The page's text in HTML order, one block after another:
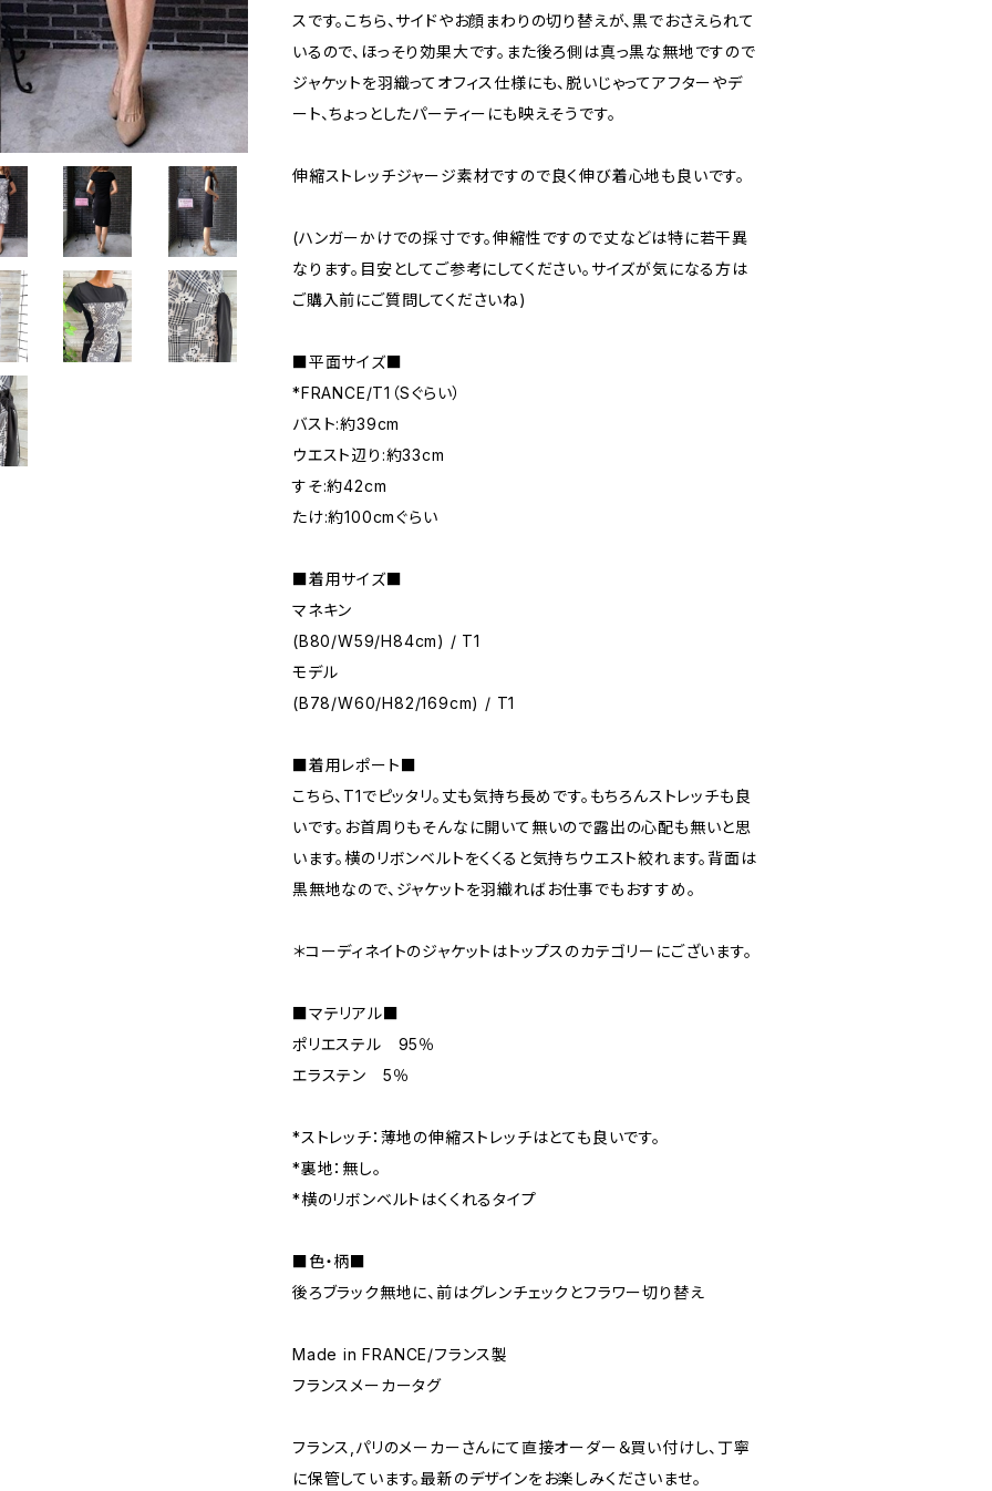
スです。こちら、サイドやお顔まわりの切り替えが、黒でおさえられて
いるので、ほっそり効果大です。また後ろ側は真っ黒な無地ですので
ジャケットを羽織ってオフィス仕様にも、脱いじゃってアフターやデ
ート、ちょっとしたパーティーにも映えそうです。
伸縮ストレッチジャージ素材ですので良く伸び着心地も良いです。
(ハンガーかけでの採寸です。伸縮性ですので丈などは特に若干異
なります。目安としてご参考にしてください。サイズが気になる方は
ご購入前にご質問してくださいね)
■平面サイズ■
*FRANCE/T1（Sぐらい）
バスト:約39cm
ウエスト辺り:約33cm
すそ:約42cm
たけ:約100cmぐらい
■着用サイズ■
マネキン
(B80/W59/H84cm) / T1
モデル
(B78/W60/H82/169cm) / T1
■着用レポート■
こちら、T1でピッタリ。丈も気持ち長めです。もちろんストレッチも良
いです。お首周りもそんなに開いて無いので露出の心配も無いと思
います。横のリボンベルトをくくると気持ちウエスト絞れます。背面は
黒無地なので、ジャケットを羽織ればお仕事でもおすすめ。
＊コーディネイトのジャケットはトップスのカテゴリーにございます。
■マテリアル■
ポリエステル 95％
エラステン 5％
*ストレッチ：薄地の伸縮ストレッチはとても良いです。
*裏地：無し。
*横のリボンベルトはくくれるタイプ
■色・柄■
後ろブラック無地に、前はグレンチェックとフラワー切り替え
Made in FRANCE/フランス製
フランスメーカータグ
フランス,パリのメーカーさんにて直接オーダー＆買い付けし、丁寧
に保管しています。最新のデザインをお楽しみくださいませ。